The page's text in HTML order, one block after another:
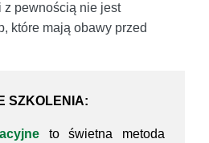
pewnością nie jest
które mają obawy przed
SZKOLENIA:
to świetna metoda